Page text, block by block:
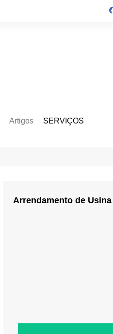
Artigos SERVIÇOS
Usina de Investimento
Arrendamento de Usina